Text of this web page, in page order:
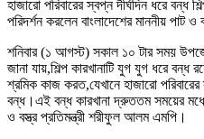
হাজারো পরিবারের স্বপ্ন দীর্ঘদিন ধরে বন্ধ
পরিদর্শন করলেন বাংলাদেশের মাননীয় পাট
শনিবার (১ আগস্ট) সকাল ১০ টার সময়
জানা যায়,শিল্প কারখানাটি যুগ যুগ ধরে
শ্রমিক কাজ করত,যেখানে হাজারো
বন্ধ।এই বন্ধ কারখানা দ্রুততম সময়ের
ও বস্ত্র প্রতিমন্ত্রী শরীফুল আলম এমপি।